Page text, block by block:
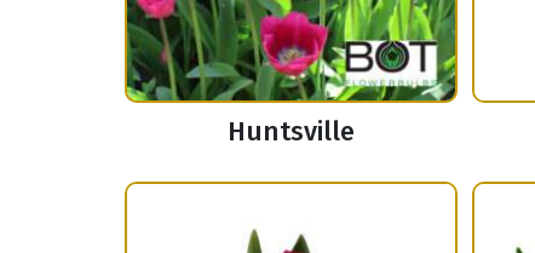
Huntsville